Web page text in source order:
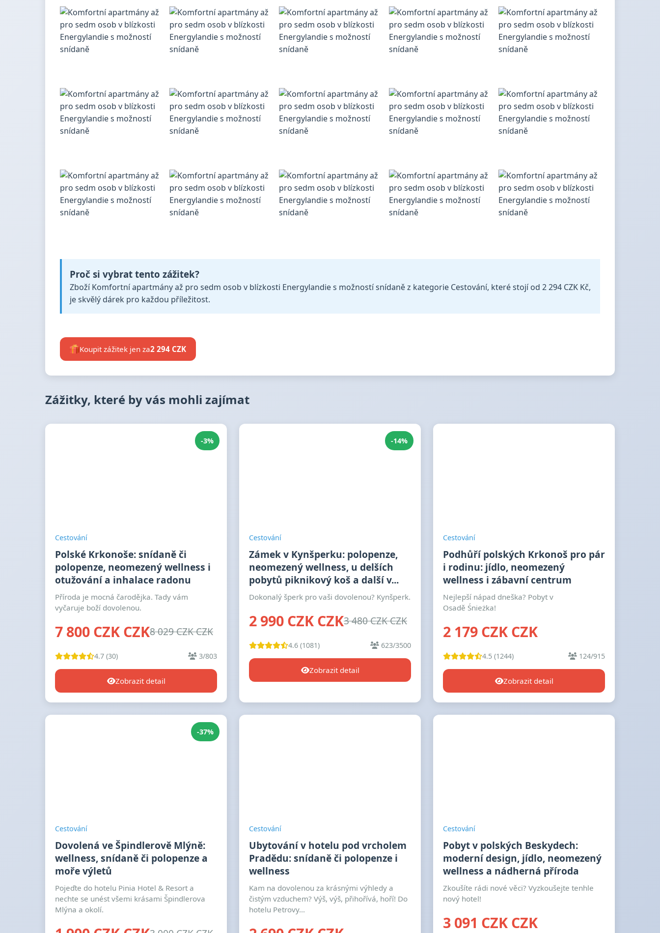
Proč si vybrat tento zážitek?
Zboží Komfortní apartmány až pro sedm osob v blízkosti Energylandie s možností snídaně z kategorie Cestování, které stojí od 2 294 CZK Kč,
je skvělý dárek pro každou příležitost.
Koupit zážitek jen za2 294 CZK
Zážitky, které by vás mohli zajímat
-3%
Cestování
Polské Krkonoše: snídaně či
polopenze, neomezený wellness i
otužování a inhalace radonu
Příroda je mocná čarodějka. Tady vám
vyčaruje boží dovolenou.
7 800 CZK CZK8 029 CZK CZK
4.7 (30) 3/803
Zobrazit detail
-14%
Cestování
Zámek v Kynšperku: polopenze,
neomezený wellness, u delších
pobytů piknikový koš a další v...
Dokonalý šperk pro vaši dovolenou? Kynšperk.
2 990 CZK CZK3 480 CZK CZK
4.6 (1081) 623/3500
Zobrazit detail
Cestování
Podhůří polských Krkonoš pro pár
i rodinu: jídlo, neomezený
wellness i zábavní centrum
Nejlepší nápad dneška? Pobyt v
Osadě Śnieżka!
2 179 CZK CZK
4.5 (1244) 124/915
Zobrazit detail
-37%
Cestování
Dovolená ve Špindlerově Mlýně:
wellness, snídaně či polopenze a
moře výletů
Pojeďte do hotelu Pinia Hotel & Resort a
nechte se unést všemi krásami Špindlerova
Mlýna a okolí.
Cestování
Ubytování v hotelu pod vrcholem
Pradědu: snídaně či polopenze i
wellness
Kam na dovolenou za krásnými výhledy a
čistým vzduchem? Výš, výš, přihořívá, hoří! Do
hotelu Petrovy...
Cestování
Pobyt v polských Beskydech:
moderní design, jídlo, neomezený
wellness a nádherná příroda
Zkoušíte rádi nové věci? Vyzkoušejte tenhle
nový hotel!
3 091 CZK CZK